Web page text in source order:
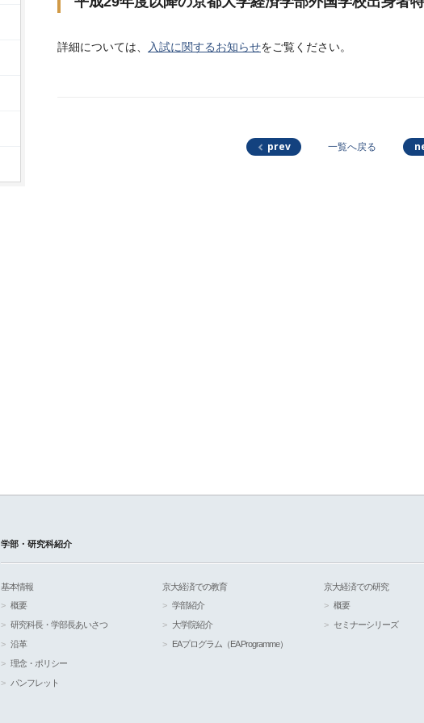
詳細については、 入試に関するお知らせをご覧ください。
prev 一覧へ戻る
学部・研究科紹介
基本情報
概要
研究科長・学部長あいさつ
沿革
理念・ポリシー
パンフレット
京大経済での教育
学部紹介
大学院紹介
EAプログラム（EA Programme）
京大経済での研究
概要
セミナーシリーズ